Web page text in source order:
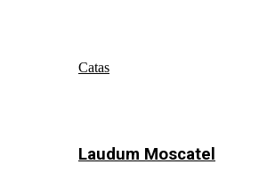
Catas
Laudum Moscatel